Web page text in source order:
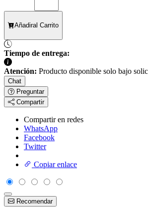
Añadiral Carrito
Tiempo de entrega:
Atención: Producto disponible solo bajo
Chat
Preguntar
Compartir
Compartir en redes
WhatsApp
Facebook
Twitter
Copiar enlace
Recomendar